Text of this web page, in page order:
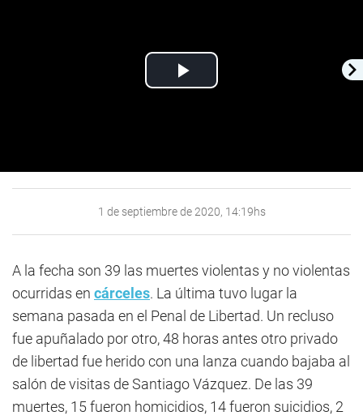
Play
1 de septiembre de 2020, 14:19hs
A la fecha son 39 las muertes violentas y no violentas
ocurridas en cárceles. La última tuvo lugar la
semana pasada en el Penal de Libertad. Un recluso
fue apuñalado por otro, 48 horas antes otro privado
de libertad fue herido con una lanza cuando bajaba al
salón de visitas de Santiago Vázquez. De las 39
muertes, 15 fueron homicidios, 14 fueron suicidios, 2